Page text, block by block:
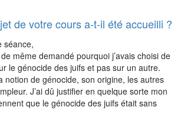
de votre cours a-t-il été accueilli ?
séance,
même demandé pourquoi j’avais choisi de
le génocide des juifs et pas sur un autre.
notion de génocide, son origine, les autres
J’ai dû justifier en quelque sorte mon
que le génocide des juifs était sans